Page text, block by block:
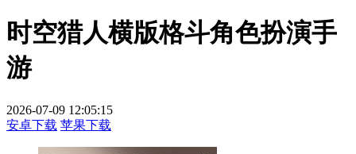
时空猎人横版格斗角色扮演手
游
2026-07-09 12:05:15
安卓下载 苹果下载